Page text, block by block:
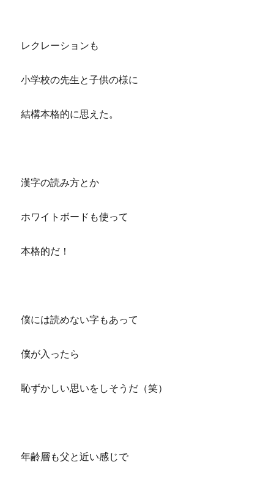
レクレーションも
小学校の先生と子供の様に
結構本格的に思えた。
漢字の読み方とか
ホワイトボードも使って
本格的だ！
僕には読めない字もあって
僕が入ったら
恥ずかしい思いをしそうだ（笑）
年齢層も父と近い感じで